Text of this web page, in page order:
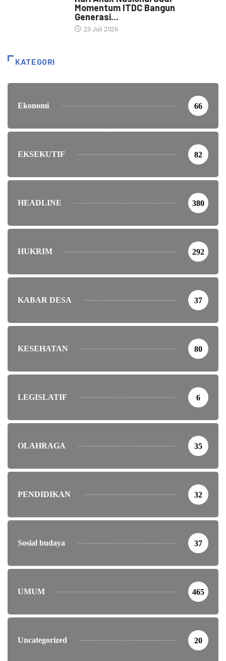
Momentum ITDC Bangun
Generasi...
23 Juli 2026
KATEGORI
Ekonomi 66
EKSEKUTIF 82
HEADLINE 380
HUKRIM 292
KABAR DESA 37
KESEHATAN 80
LEGISLATIF 6
OLAHRAGA 35
PENDIDIKAN 32
Sosial budaya 37
UMUM 465
Uncategorized 20